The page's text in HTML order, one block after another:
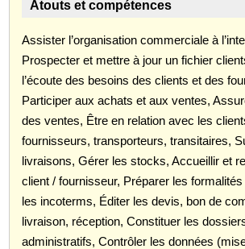
Atouts et compétences
Assister l’organisation commerciale à
Prospecter et mettre à jour un fichier
l’écoute des besoins des clients et des
Participer aux achats et aux ventes,
des ventes, Être en relation avec les
fournisseurs, transporteurs, transitaires,
livraisons, Gérer les stocks, Accueillir et
client / fournisseur, Préparer les
les incoterms, Éditer les devis, bon de
livraison, réception, Constituer les
administratifs, Contrôler les données